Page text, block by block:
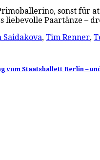
sonst für
liebevolle Paartänze –
Saidakova, Tim Renner,
Staatsballett Berlin –